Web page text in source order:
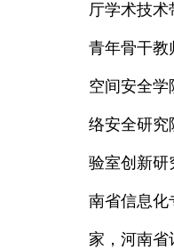
厅学术技术
青年骨干教
空间安全学
络安全研究
验室创新研
南省信息化
家，河南省